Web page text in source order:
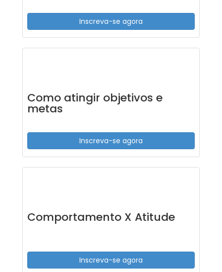
Inscreva-se agora
Como atingir objetivos e
metas
Inscreva-se agora
Comportamento X Atitude
Inscreva-se agora